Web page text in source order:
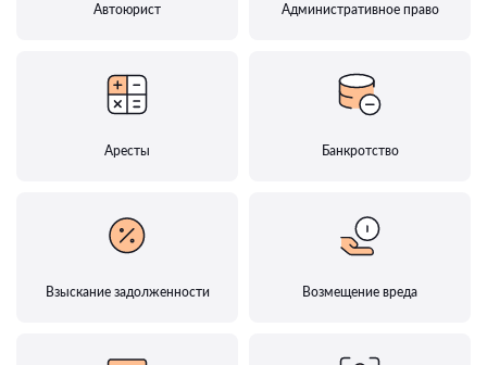
Автоюрист Административное право
Аресты Банкротство
Взыскание задолженности Возмещение вреда